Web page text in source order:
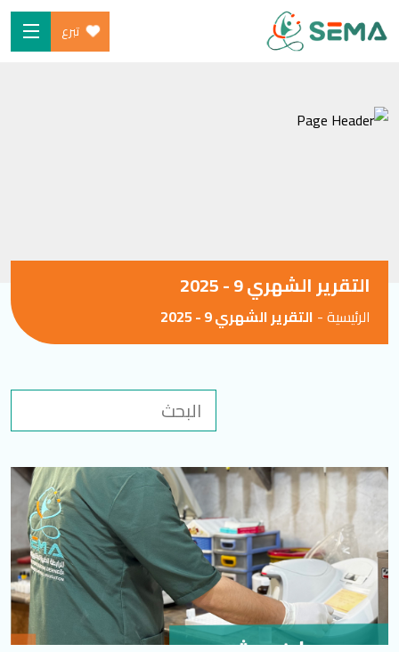
content
تبرع
من نحن
الأخبار والموارد
المدونة
تسجيل الدخول
العربية
English
تابعنا
التقرير الشهري 9 - 2025
الرئيسية- التقرير الشهري 9 - 2025